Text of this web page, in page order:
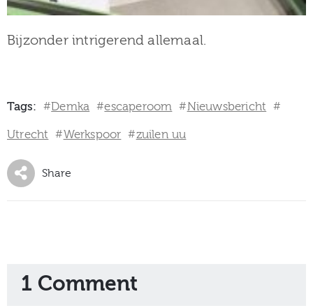
Bijzonder intrigerend allemaal.
Tags: #Demka #escaperoom #Nieuwsbericht #
Utrecht #Werkspoor #zuilen uu
Share
1 Comment